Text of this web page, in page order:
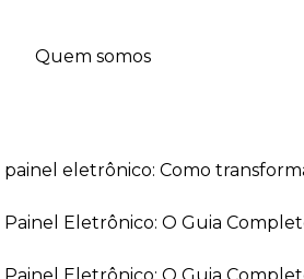
Quem somos
painel eletrônico: Como
Painel Eletrônico: O Guia